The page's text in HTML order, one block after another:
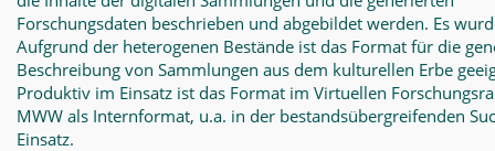
Forschungsdaten beschrieben und abgebildet werden. Es
Aufgrund der heterogenen Bestände ist das Format für die
Beschreibung von Sammlungen aus dem kulturellen Erbe
Produktiv im Einsatz ist das Format im Virtuellen
MWW als Internformat, u.a. in der bestandsübergreifenden
Einsatz.